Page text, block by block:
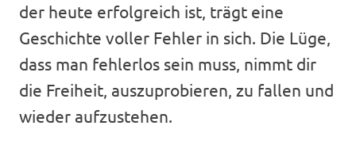
der heute erfolgreich ist, trägt eine
Geschichte voller Fehler in sich. Die Lüge,
dass man fehlerlos sein muss, nimmt dir
die Freiheit, auszuprobieren, zu fallen und
wieder aufzustehen.